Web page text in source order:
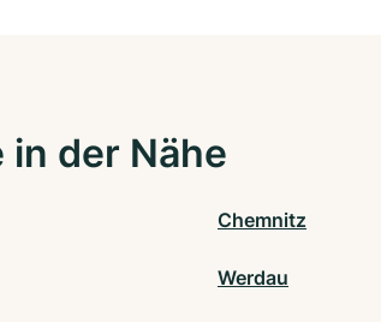
in der Nähe
Chemnitz
Werdau